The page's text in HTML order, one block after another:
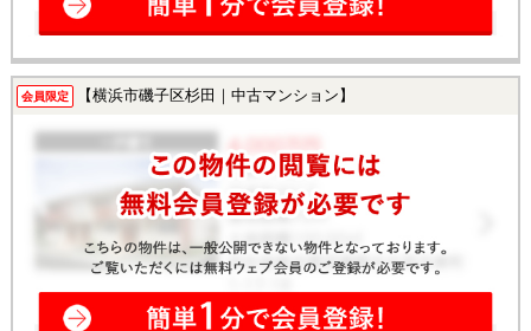
会員限定 【横浜市磯子区杉田｜中古マンション】